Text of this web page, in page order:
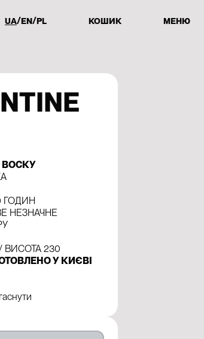
UA EN PL КОШИК МЕНЮ
ВОСКУ
ГОДИН
НЕЗНАЧНЕ
ВИСОТА 230
У КИЄВІ